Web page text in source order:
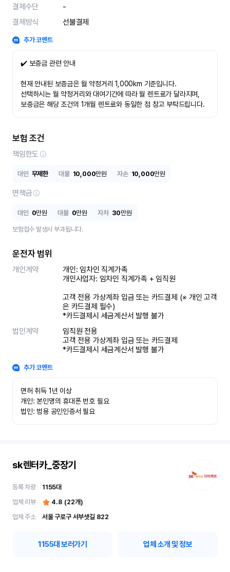
결제수단
-
결제방식
선불결제
추가 코멘트
✔️ 보증금 관련 안내
현재 안내된 보증금은 월 약정거리 1,000km 기준입니다.
선택하시는 월 약정거리와 대여기간에 따라 월 렌트료가 달라지며,
보증금은 해당 조건의 1개월 렌트료와 동일한 점 참고 부탁드립니다.
보험 조건
책임한도
대인 무제한 대물 10,000만원 자손 10,000만원
면책금
대인 0만원 대물 0만원 자차 30만원
보험접수 발생시 부과됩니다.
운전자 범위
개인계약
개인: 임차인 직계가족
개인사업자: 임차인 직계가족 + 임직원
고객 전용 가상계좌 입금 또는 카드결제 (※ 개인 고객
은 카드결제 필수)
*카드결제시 세금계산서 발행 불가
법인계약
임직원 전용
고객 전용 가상계좌 입금 또는 카드결제
*카드결제시 세금계산서 발행 불가
추가 코멘트
면허 취득 1년 이상
개인: 본인명의 휴대폰 번호 필요
법인: 범용 공인인증서 필요
sk렌터카_중장기
등록 차량 1155대
업체 리뷰
4.8 (22개)
업체 주소
서울 구로구 서부샛길 822
1155대 보러가기 업체 소개 및 정보